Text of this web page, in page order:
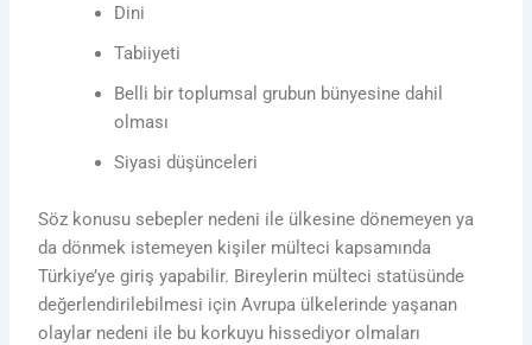
Dini
Tabiiyeti
Belli bir toplumsal grubun bünyesine dahil
olması
Siyasi düşünceleri
Söz konusu sebepler nedeni ile ülkesine dönemeyen ya
da dönmek istemeyen kişiler mülteci kapsamında
Türkiye’ye giriş yapabilir. Bireylerin mülteci statüsünde
değerlendirilebilmesi için Avrupa ülkelerinde yaşanan
olaylar nedeni ile bu korkuyu hissediyor olmaları